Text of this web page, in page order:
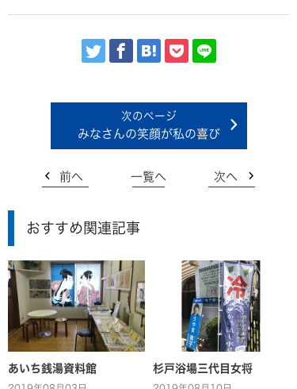
みなさんの笑顔が私の喜び
前へ 一覧へ 次へ
おすすめ関連記事
あいち銭湯資料館 杉戸浴場三代目女将